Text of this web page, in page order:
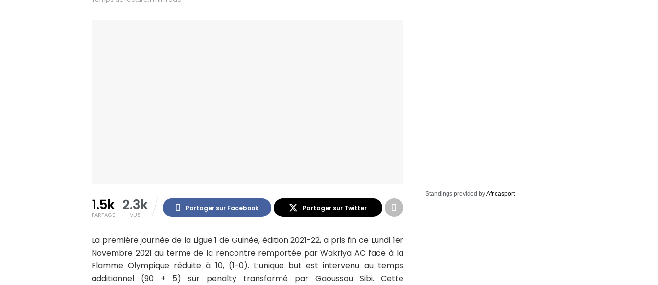
1.5k
PARTAGE
2.3k
VUS
Partager sur Facebook Partager sur Twitter
La première journée de la Ligue 1 de Guinée, édition 2021-22, a pris fin ce Lundi 1er
Novembre 2021 au terme de la rencontre remportée par Wakriya AC face à la
Flamme Olympique réduite à 10, (1-0). L’unique but est intervenu au temps
additionnel (90 + 5) sur penalty transformé par Gaoussou Sibi. Cette
Standings provided byAfricasport